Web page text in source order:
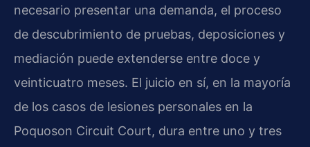
necesario presentar una demanda, el proceso
de descubrimiento de pruebas, deposiciones y
mediación puede extenderse entre doce y
veinticuatro meses. El juicio en sí, en la mayoría
de los casos de lesiones personales en la
Poquoson Circuit Court, dura entre uno y tres